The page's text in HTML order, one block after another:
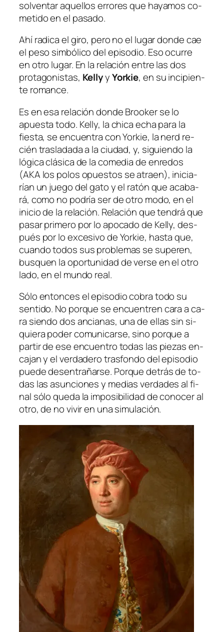
sol­ven­tar aque­llos erro­res que ha­ya­mos co­
me­ti­do en el pasado.
Ahí ra­di­ca el gi­ro, pe­ro no el lu­gar don­de cae
el pe­so sim­bó­li­co del epi­so­dio. Eso ocu­rre
en otro lu­gar. En la re­la­ción en­tre las dos
pro­ta­go­nis­tas, KellyyYorkie, en su in­ci­pien­
te romance.
Es en esa re­la­ción don­de Brooker se lo
apues­ta to­do. Kelly, la chi­ca echa pa­ra la
fies­ta, se en­cuen­tra con Yorkie, lanerd re­
cién tras­la­da­da a la ciu­dad, y, si­guien­do la
ló­gi­ca clá­si­ca de la co­me­dia de en­re­dos
(AKA los po­los opues­tos se atraen), ini­cia­
rían un jue­go del ga­to y el ra­tón que aca­ba­
rá, co­mo no po­dría ser de otro mo­do, en el
ini­cio de la re­la­ción. Relación que ten­drá que
pa­sar pri­me­ro por lo apo­ca­do de Kelly, des­
pués por lo ex­ce­si­vo de Yorkie, has­ta que,
cuan­do to­dos sus pro­ble­mas se su­peren,
bus­quen la opor­tu­ni­dad de ver­se en el otro
la­do, en el mun­do real.
Sólo en­ton­ces el epi­so­dio co­bra to­do su
sen­ti­do. No por­que se en­cuen­tren ca­ra a ca­
ra sien­do dos an­cia­nas, una de ellas sin si­
quie­ra po­der co­mu­ni­car­se, sino por­que a
par­tir de ese en­cuen­tro to­das las pie­zas en­
ca­jan y el ver­da­de­ro tras­fon­do del epi­so­dio
pue­de des­en­tra­ñar­se. Porque de­trás de to­
das las asun­cio­nes y me­dias ver­da­des al fi­
nal só­lo que­da la im­po­si­bi­li­dad de co­no­cer al
otro, de no vi­vir en una simulación.